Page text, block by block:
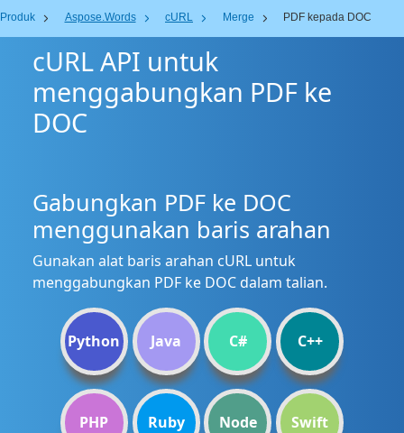
Produk Aspose.Words cURL Merge PDF kepada DOC
cURL API untuk
menggabungkan PDF ke
DOC
Gabungkan PDF ke DOC
menggunakan baris arahan
Gunakan alat baris arahan cURL untuk
menggabungkan PDF ke DOC dalam talian.
Python Java C# C++
PHP Ruby Node Swift